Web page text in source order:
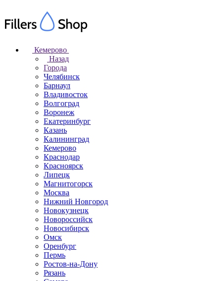
Кемерово
Назад
Города
Челябинск
Барнаул
Владивосток
Волгоград
Воронеж
Екатеринбург
Казань
Калининград
Кемерово
Краснодар
Красноярск
Липецк
Магнитогорск
Москва
Нижний Новгород
Новокузнецк
Новороссийск
Новосибирск
Омск
Оренбург
Пермь
Ростов-на-Дону
Рязань